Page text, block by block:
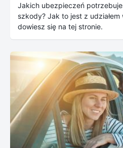
Jakich ubezpieczeń
szkody? Jak to jest z udziałem
dowiesz się na tej stronie.